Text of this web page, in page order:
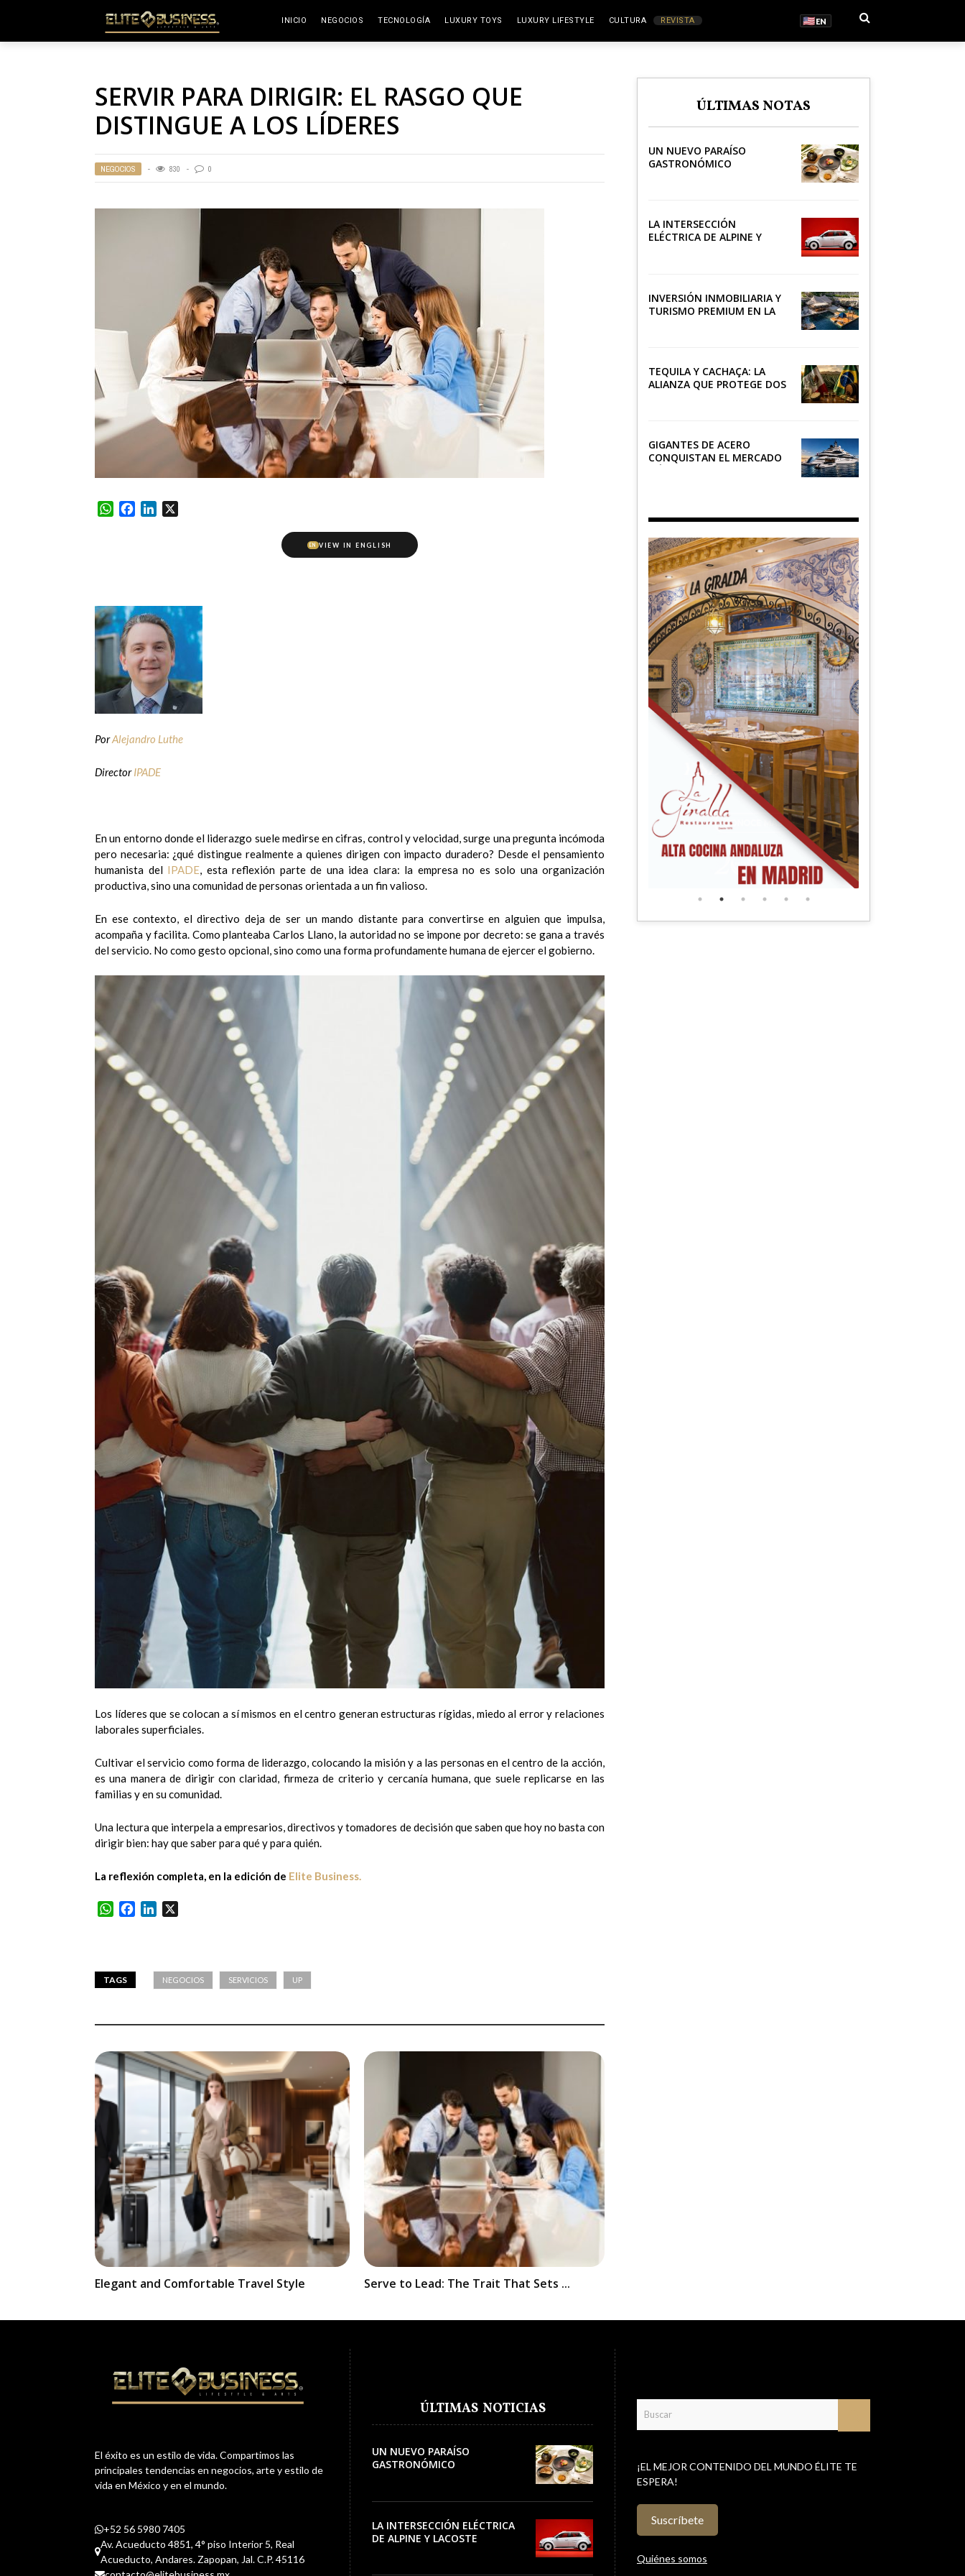
INICIO NEGOCIOS TECNOLOGÍA LUXURY TOYS LUXURY LIFESTYLE CULTURA REVISTA EN
SERVIR PARA DIRIGIR: EL RASGO QUE
DISTINGUE A LOS LÍDERES
NEGOCIOS 830 0
WhatsApp
FacebookLinkedIn
EN VIEW IN ENGLISH
PorAlejandro Luthe
DirectorIPADE
En un entorno donde el liderazgo suele medirse en cifras, control y velocidad, surge una pregunta incómoda
pero necesaria: ¿qué distingue realmente a quienes dirigen con impacto duradero? Desde el pensamiento
humanista del IPADE, esta reflexión parte de una idea clara: la empresa no es solo una organización
productiva, sino una comunidad de personas orientada a un fin valioso.
En ese contexto, el directivo deja de ser un mando distante para convertirse en alguien que impulsa,
acompaña y facilita. Como planteaba Carlos Llano, la autoridad no se impone por decreto: se gana a través
del servicio. No como gesto opcional, sino como una forma profundamente humana de ejercer el gobierno.
Los líderes que se colocan a sí mismos en el centro generan estructuras rígidas, miedo al error y relaciones
laborales superficiales.
Cultivar el servicio como forma de liderazgo, colocando la misión y a las personas en el centro de la acción,
es una manera de dirigir con claridad, firmeza de criterio y cercanía humana, que suele replicarse en las
familias y en su comunidad.
Una lectura que interpela a empresarios, directivos y tomadores de decisión que saben que hoy no basta con
dirigir bien: hay que saber para qué y para quién.
La reflexión completa, en la edición de Elite Business.
WhatsApp
FacebookLinkedIn
TAGS NEGOCIOS SERVICIOS UP
Elegant and Comfortable Travel Style Serve to Lead: The Trait That Sets ...
ÚLTIMAS NOTAS
UN NUEVO PARAÍSO
GASTRONÓMICO
LA INTERSECCIÓN
ELÉCTRICA DE ALPINE Y
INVERSIÓN INMOBILIARIA Y
TURISMO PREMIUM EN LA
TEQUILA Y CACHAÇA: LA
ALIANZA QUE PROTEGE DOS
GIGANTES DE ACERO
CONQUISTAN EL MERCADO
El éxito es un estilo de vida. Compartimos las
principales tendencias en negocios, arte y estilo de
vida en México y en el mundo.
+52 56 5980 7405
Av. Acueducto 4851, 4° piso Interior 5, Real
Acueducto, Andares. Zapopan, Jal. C.P. 45116
ÚLTIMAS NOTICIAS
UN NUEVO PARAÍSO
GASTRONÓMICO
LA INTERSECCIÓN ELÉCTRICA
DE ALPINE Y LACOSTE
¡EL MEJOR CONTENIDO DEL MUNDO ÉLITE TE
ESPERA!
Suscríbete
Quiénes somos